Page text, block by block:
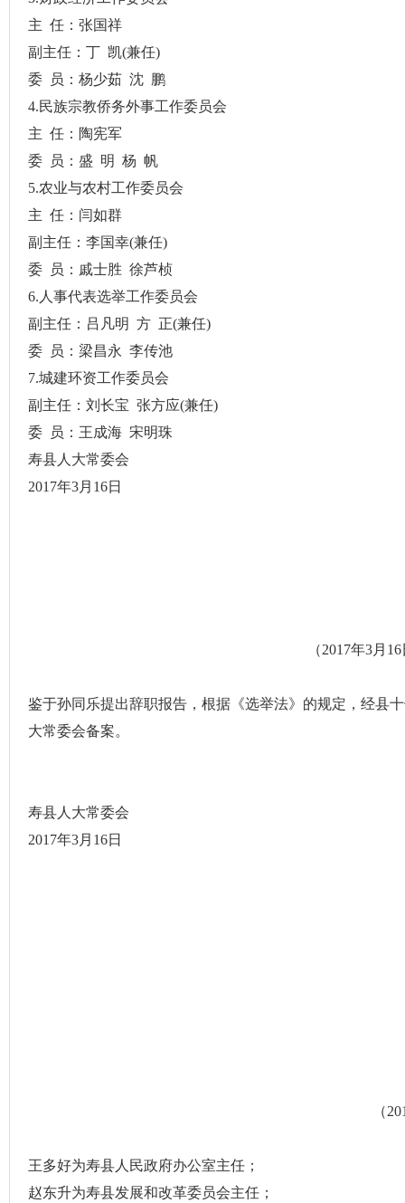
主 任：张国祥
副主任：丁 凯(兼任)
委
员：杨少茹 沈 鹏
4.民族宗教侨务外事工作委员会
主 任：陶宪军
委
员：盛 明 杨 帆
5.农业与农村工作委员会
主 任：闫如群
副主任：李国幸(兼任)
委
员：戚士胜 徐芦桢
6. 人事代表选举工作委员会
副主任：吕凡明 方 正(兼任)
委
员：梁昌永 李传池
7.城建环资工作委员会
副主任：刘长宝 张方应(兼任)
委
员：王成海 宋明珠
寿县人大常委会
2017年3月 16日
（2017年3月 16
鉴于孙同乐提出辞职报告，根据《选举法》的规定，经县
大常委会备案。
寿县人大常委会
2017年3月 16日
（
王多好为寿县人民政府办公室主任；
赵东升为寿县发展和改革委员会主任；